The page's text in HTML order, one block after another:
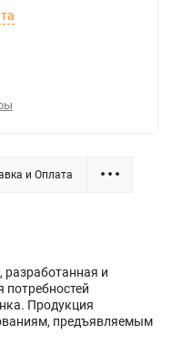
и Оплата
разработанная и
потребностей
Продукция
предъявляемым